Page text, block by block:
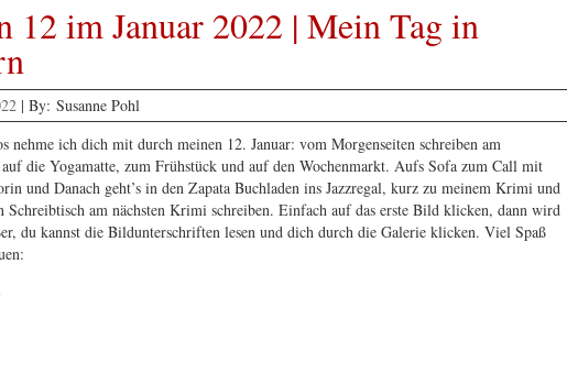
12 im Januar 2022 | Mein Tag in
| By: Susanne Pohl
nehme ich dich mit durch meinen 12. Januar: vom Morgenseiten schreiben am
die Yogamatte, zum Frühstück und auf den Wochenmarkt. Aufs Sofa zum Call mit
und Danach geht’s in den Zapata Buchladen ins Jazzregal, kurz zu meinem Krimi und
Schreibtisch am nächsten Krimi schreiben. Einfach auf das erste Bild klicken, dann wird
du kannst die Bildunterschriften lesen und dich durch die Galerie klicken. Viel Spaß